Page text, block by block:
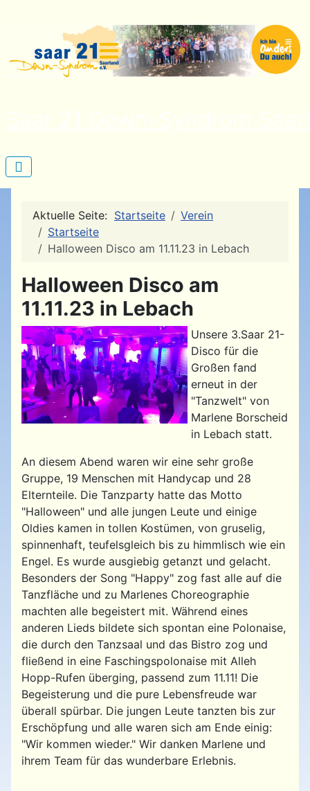
Aktuelle Seite: Startseite
Verein
Startseite
Halloween Disco am 11.11.23 in Lebach
Halloween Disco am
11.11.23 in Lebach
Unsere 3.Saar 21-
Disco für die
Großen fand
erneut in der
"Tanzwelt" von
Marlene Borscheid
in Lebach statt.
An diesem Abend waren wir eine sehr große
Gruppe, 19 Menschen mit Handycap und 28
Elternteile. Die Tanzparty hatte das Motto
"Halloween" und alle jungen Leute und einige
Oldies kamen in tollen Kostümen, von gruselig,
spinnenhaft, teufelsgleich bis zu himmlisch wie ein
Engel. Es wurde ausgiebig getanzt und gelacht.
Besonders der Song "Happy" zog fast alle auf die
Tanzfläche und zu Marlenes Choreographie
machten alle begeistert mit. Während eines
anderen Lieds bildete sich spontan eine Polonaise,
die durch den Tanzsaal und das Bistro zog und
fließend in eine Faschingspolonaise mit Alleh
Hopp-Rufen überging, passend zum 11.11! Die
Begeisterung und die pure Lebensfreude war
überall spürbar. Die jungen Leute tanzten bis zur
Erschöpfung und alle waren sich am Ende einig:
"Wir kommen wieder." Wir danken Marlene und
ihrem Team für das wunderbare Erlebnis.